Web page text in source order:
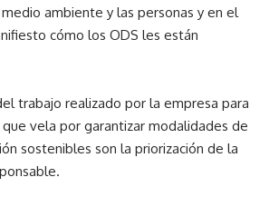
ambiente y las personas y en el
cómo los ODS les están
trabajo realizado por la empresa para
que vela por garantizar modalidades de
sostenibles son la priorización de la